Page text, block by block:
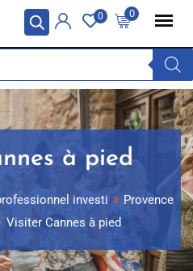
0
0
à pied
investi
Provence
Visiter Cannes à pied